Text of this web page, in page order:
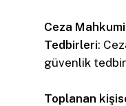
Ceza
Tedbirleri:
güvenlik
Toplanan